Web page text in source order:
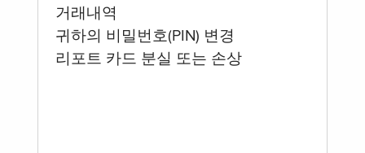
거래내역
귀하의 비밀번호(PIN) 변경
리포트 카드 분실 또는 손상